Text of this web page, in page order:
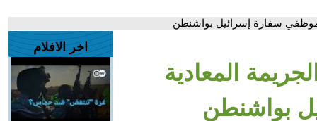
سفارة إسرائيل بواشنطن
المعادية
بواشنطن
اخر الافلام